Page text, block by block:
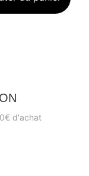
d'achat